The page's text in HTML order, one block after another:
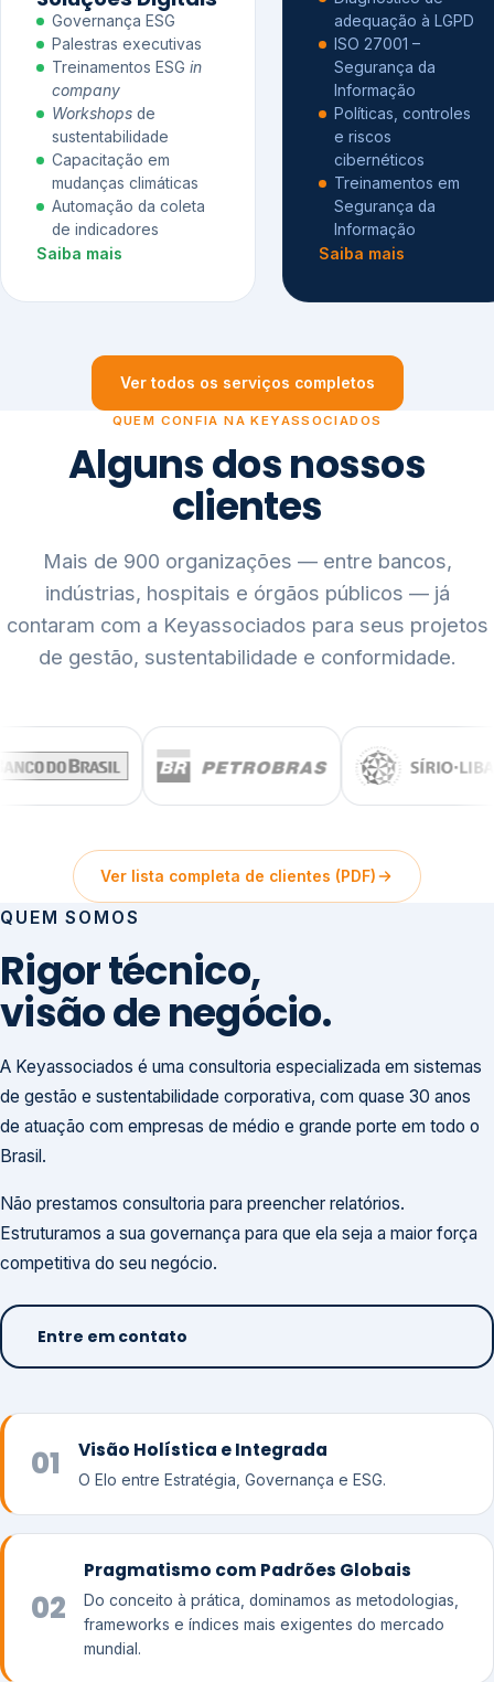
Governança ESG
Palestras executivas
Treinamentos ESG in
company
Workshops de
sustentabilidade
Capacitação em
mudanças climáticas
Automação da coleta
de indicadores
Saiba mais
adequação à LGPD
ISO 27001 –
Segurança da
Informação
Políticas, controles
e riscos
cibernéticos
Treinamentos em
Segurança da
Informação
Saiba mais
Ver todos os serviços completos
QUEM CONFIA NA KEYASSOCIADOS
Alguns dos nossos
clientes
Mais de 900 organizações — entre bancos,
indústrias, hospitais e órgãos públicos — já
contaram com a Keyassociados para seus projetos
de gestão, sustentabilidade e conformidade.
Ver lista completa de clientes (PDF)
QUEM SOMOS
Rigor técnico,
visão de negócio.
A Keyassociados é uma consultoria especializada em sistemas
de gestão e sustentabilidade corporativa, com quase 30 anos
de atuação com empresas de médio e grande porte em todo o
Brasil.
Não prestamos consultoria para preencher relatórios.
Estruturamos a sua governança para que ela seja a maior força
competitiva do seu negócio.
Entre em contato
01 Visão Holística e Integrada
O Elo entre Estratégia, Governança e ESG.
02
Pragmatismo com Padrões Globais
Do conceito à prática, dominamos as metodologias,
frameworks e índices mais exigentes do mercado
mundial.